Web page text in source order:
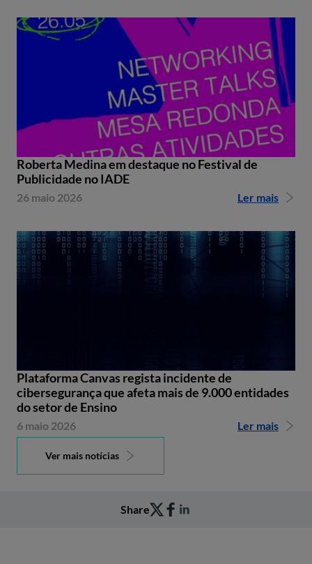
Roberta Medina em destaque no Festival de
Publicidade no IADE
26 maio 2026 Ler mais
Plataforma Canvas regista incidente de
cibersegurança que afeta mais de 9.000 entidades
do setor de Ensino
6 maio 2026 Ler mais
Ver mais notícias
Share